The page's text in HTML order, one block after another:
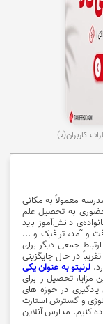
کاربران(0)
معمولاً به مکانی
به تحصیل علم
دانش‌آموز باید
و آمد، ترافیک و ...
جمعی دیگر برای
در حال جایگزینی
لرنیتو به عنوان یکی
مزایا، تحصیل را برای
در حوزه های
و گسترش استارت
کنیم. مدارس آنلاین